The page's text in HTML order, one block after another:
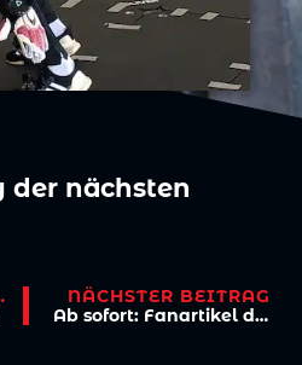
nächsten
NÄCHSTER BEITRAG
Ab sofort: Fanartikel des Monats April